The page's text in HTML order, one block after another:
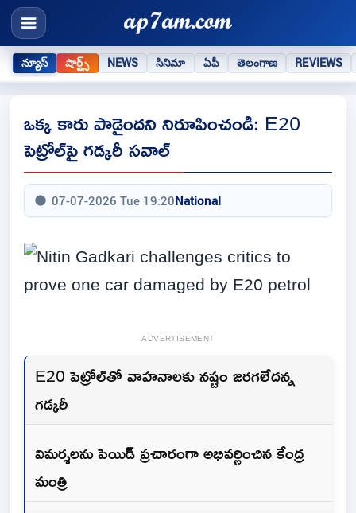
న్యూస్ షార్ట్స్ NEWS సినిమా ఏపీ తెలంగాణ REVIEWS
ఒక్క కారు పాడైందని నిరూపించండి: E20
పెట్రోల్‌పై గడ్కరీ సవాల్
07-07-2026 Tue 19:20National
ADVERTISEMENT
E20 పెట్రోల్‌తో వాహనాలకు నష్టం జరగలేదన్న
గడ్కరీ
విమర్శలను పెయిడ్ ప్రచారంగా అభివర్ణించిన కేంద్ర
మంత్రి